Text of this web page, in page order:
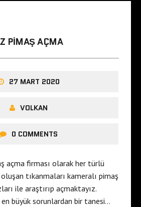
PIMAŞ AÇMA
27 MART 2020
VOLKAN
0 COMMENTS
açma firması olarak her türlü
tıkanmaları kameralı pimaş
ile araştırıp açmaktayız.
büyük sorunlardan bir tanesi…